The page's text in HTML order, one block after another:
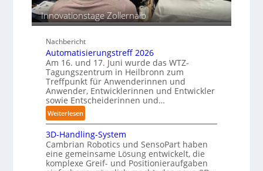
e
n
n
p
r
C
o
b
o
t
b
e
s
ä
n
d
i
g
e
P
o
l
y
m
Innovationstage Zollernalb
Nachbericht
Automatisierungstreff 2026
Am 16. und 17. Juni wurde das WTZ-
Tagungszentrum in Heilbronn zum
Treffpunkt für Anwenderinnen und
Anwender, Entwicklerinnen und Entwickler
sowie Entscheiderinnen und…
Weiterlesen:
A
u
t
o
m
3D-Handling-System
Cambrian Robotics und SensoPart haben
eine gemeinsame Lösung entwickelt, die
komplexe Greif- und Positionieraufgaben